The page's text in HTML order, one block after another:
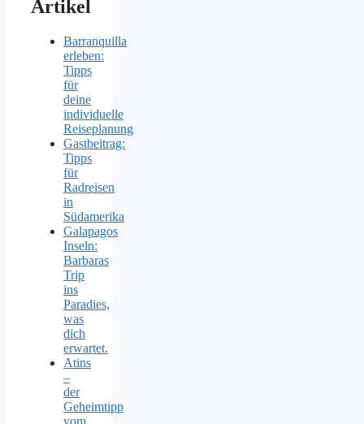
Artikel
Barranquilla
erleben:
Tipps
für
deine
individuelle
Reiseplanung
Gastbeitrag:
Tipps
für
Radreisen
in
Südamerika
Galapagos
Inseln:
Barbaras
Trip
ins
Paradies,
was
dich
erwartet.
Atins
–
der
Geheimtipp
vom